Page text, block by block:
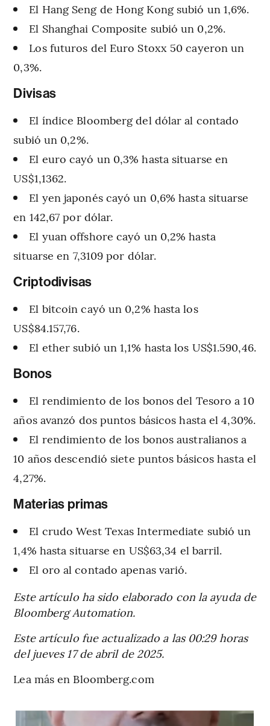
El Hang Seng de Hong Kong subió un 1,6%.
El Shanghai Composite subió un 0,2%.
Los futuros del Euro Stoxx 50 cayeron un
0,3%.
Divisas
El índice Bloomberg del dólar al contado
subió un 0,2%.
El euro cayó un 0,3% hasta situarse en
US$1,1362.
El yen japonés cayó un 0,6% hasta situarse
en 142,67 por dólar.
El yuan offshore cayó un 0,2% hasta
situarse en 7,3109 por dólar.
Criptodivisas
El bitcoin cayó un 0,2% hasta los
US$84.157,76.
El ether subió un 1,1% hasta los US$1.590,46.
Bonos
El rendimiento de los bonos del Tesoro a 10
años avanzó dos puntos básicos hasta el 4,30%.
El rendimiento de los bonos australianos a
10 años descendió siete puntos básicos hasta el
4,27%.
Materias primas
El crudo West Texas Intermediate subió un
1,4% hasta situarse en US$63,34 el barril.
El oro al contado apenas varió.
Este artículo ha sido elaborado con la ayuda de
Bloomberg Automation.
Este artículo fue actualizado a las 00:29 horas
del jueves 17 de abril de 2025.
Lea más en Bloomberg.com